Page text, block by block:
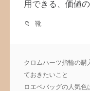
用できる、価値
靴
投
稿
ナ
クロムハーツ指輪の購
ておきたいこと
ロエベバッグの人気色